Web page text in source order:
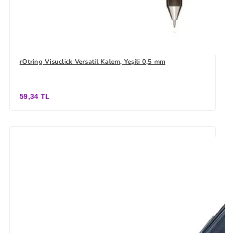
rOtring Visuclick Versatil Kalem, Yeşili 0,5 mm
59,34 TL